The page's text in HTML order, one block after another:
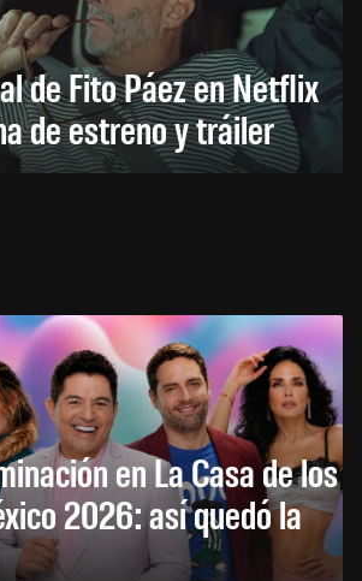
de Fito Páez en Netflix
de estreno y tráiler
en La Casa de los
2026: así quedó la